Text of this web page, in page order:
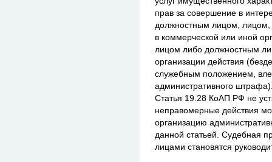
прав за совершение в
должностным лицом,
в коммерческой или иной
лицом либо должностным
организации действия
служебным положением,
административного
Статья 19.28 КоАП РФ не
неправомерные действия
организацию
данной статьей. Судебная
лицами становятся